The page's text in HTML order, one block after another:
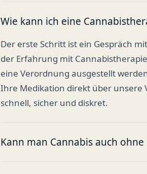
Wie kann ich eine
Der erste Schritt ist ein Gespräch
der Erfahrung mit
eine Verordnung ausgestellt
Ihre Medikation direkt über unsere
schnell, sicher und diskret.
Kann man Cannabis auch